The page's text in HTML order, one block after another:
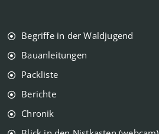
Begriffe in der Waldjugend
Bauanleitungen
Packliste
Berichte
Chronik